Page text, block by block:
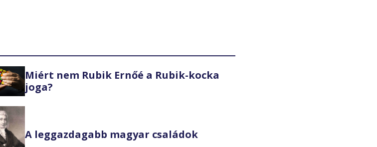
Miért nem Rubik Ernőé a Rubik-kocka
joga?
A leggazdagabb magyar családok